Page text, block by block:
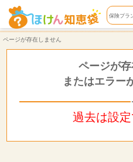
ページが存在しません | ほけん知恵袋
保険プラ
ページが存在しません
ページが
またはエラー
過去は設